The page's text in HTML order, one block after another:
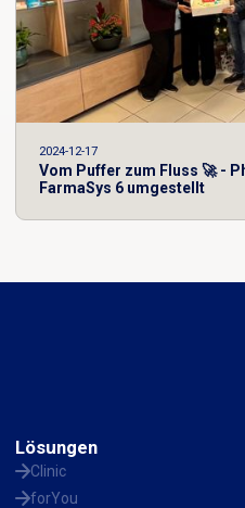
2024-12-17
Vom Puffer zum Fluss 🚀 -
FarmaSys 6 umgestellt
Lösungen
Clinic
forYou